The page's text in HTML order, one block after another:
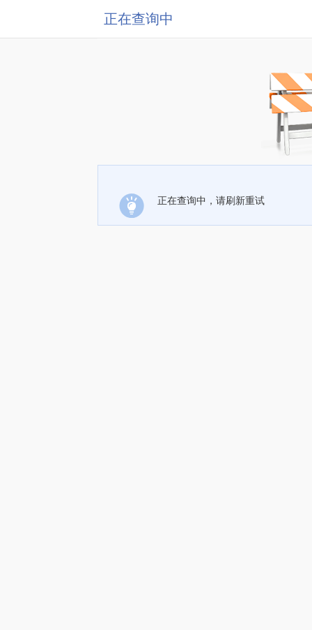
正在查询中
正在查询中，请刷新重试